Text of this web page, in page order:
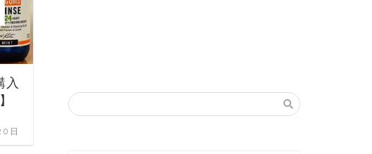
入
日